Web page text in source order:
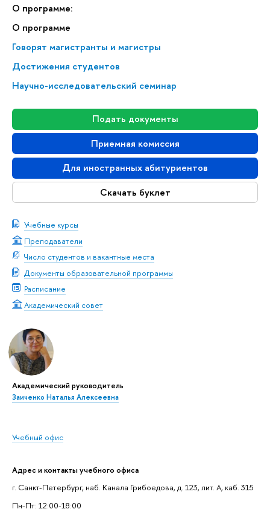
О программе:
О программе
Говорят магистранты и магистры
Достижения студентов
Научно-исследовательский семинар
Подать документы
Приемная комиссия
Для иностранных абитуриентов
Скачать буклет
Учебные курсы
Преподаватели
Число студентов и вакантные места
Документы образовательной программы
Расписание
Академический совет
Академический руководитель
Заиченко Наталья Алексеевна
Учебный офис
Адрес и контакты учебного офиса
г. Санкт-Петербург, наб. Канала Грибоедова, д. 123, лит. А, каб. 315
Пн-Пт: 12:00-18:00